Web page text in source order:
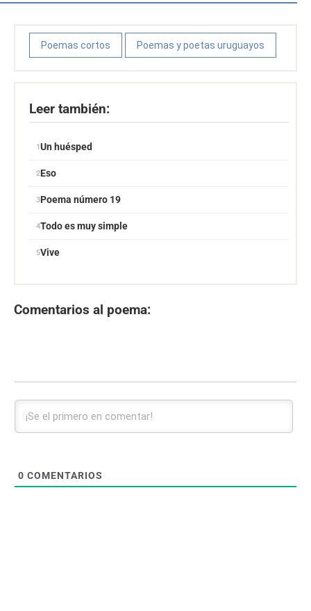
Poemas cortos Poemas y poetas uruguayos
Leer también:
Un huésped
Eso
Poema número 19
Todo es muy simple
Vive
Comentarios al poema:
0 COMENTARIOS